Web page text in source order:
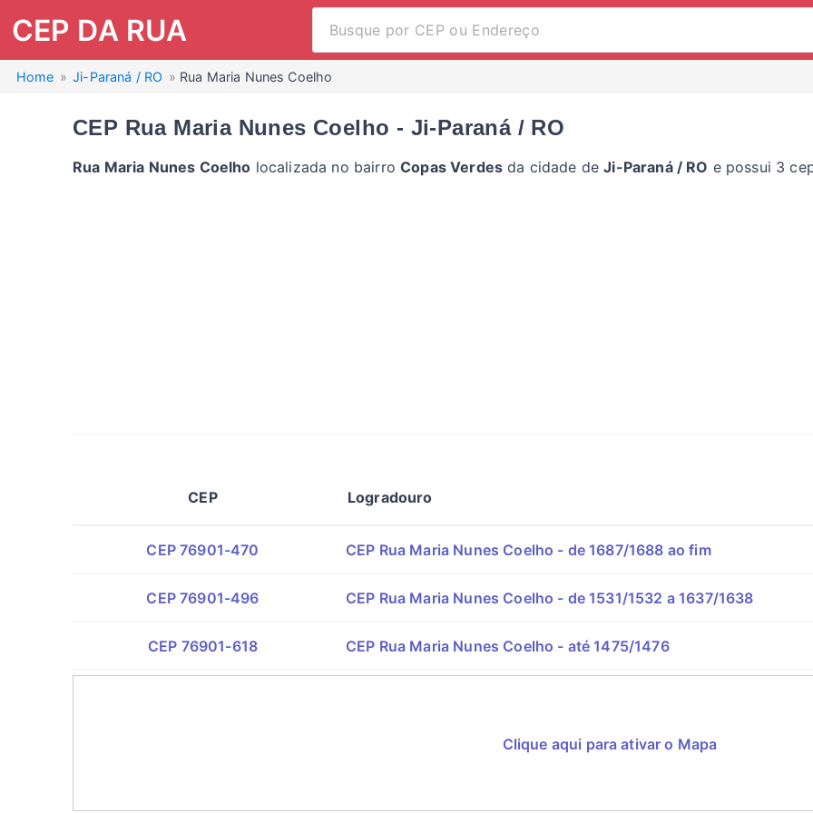
CEP DA RUA
Home Ji-Paraná / RO Rua Maria Nunes Coelho
CEP Rua Maria Nunes Coelho - Ji-Paraná / RO
Rua Maria Nunes Coelho localizada no bairroCopas Verdesda cidade deJi-Paraná / RO e possui 3
CEP Logradouro
CEP 76901-470 CEP Rua Maria Nunes Coelho - de 1687/1688 ao fim
CEP 76901-496 CEP Rua Maria Nunes Coelho - de 1531/1532 a 1637/1638
CEP 76901-618 CEP Rua Maria Nunes Coelho - até 1475/1476
Clique aqui para ativar o Mapa